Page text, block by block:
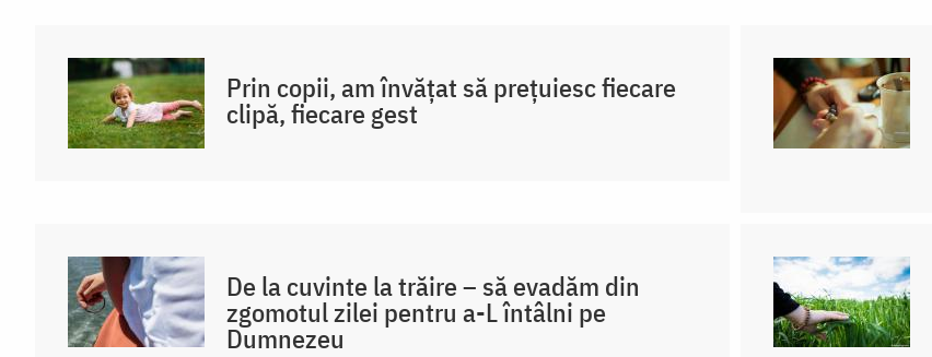
Prin copii, am învățat să prețuiesc fiecare
clipă, fiecare gest
De la cuvinte la trăire – să evadăm din
zgomotul zilei pentru a-L întâlni pe
Dumnezeu